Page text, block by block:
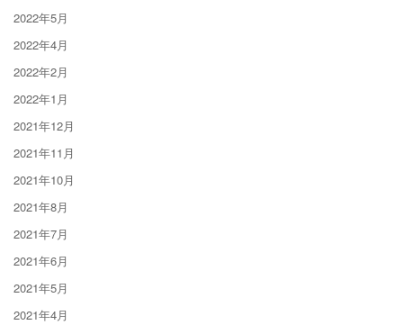
2022年5月
2022年4月
2022年2月
2022年1月
2021年12月
2021年11月
2021年10月
2021年8月
2021年7月
2021年6月
2021年5月
2021年4月